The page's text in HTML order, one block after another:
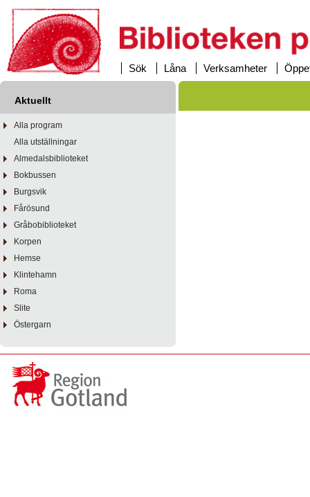
Sök Låna Verksamheter
Aktuellt
Alla program
Alla utställningar
Almedalsbiblioteket
Bokbussen
Burgsvik
Fårösund
Gråbobiblioteket
Korpen
Hemse
Klintehamn
Roma
Slite
Östergarn